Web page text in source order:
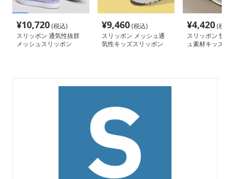
¥10,720(税込)
スリッポン 通気性抜群
メッシュスリッポン
¥9,460(税込)
スリッポン メッシュ通
気性キッズスリッポン
¥4,420(税
スリッポン 快
ュ素材キッズ